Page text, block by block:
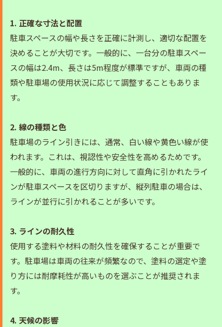
1. 正確な寸法と配置
駐車スペースの幅や長さを正確に計測し、適切な配置を
決めることが大切です。一般的に、一台分の駐車スペー
スの幅は2.4m、長さは5m程度が標準ですが、車両の種
類や駐車場の使用状況に応じて調整することもありま
す。
2. 線の種類と色
駐車場のライン引きには、通常、白い線や黄色い線が使
われます。これは、視認性や安全性を高めるためです。
一般的に、車両の進行方向に対して直角に引かれたライ
ンが駐車スペースを区切りますが、縦列駐車の場合は、
ラインが並行に引かれることが多いです。
3. ラインの耐久性
使用する塗料や材料の耐久性を確保することが重要で
す。駐車場は車両の往来が頻繁なので、塗料の選定や塗
り方には耐摩耗性が高いものを選ぶことが推奨されま
す。
4. 天候の影響